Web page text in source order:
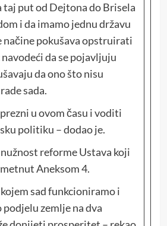
taj put od Dejtona do Brisela
i da imamo jednu državu
načine pokušava opstruirati
navodeći da se pojavljuju
da ono što nisu
sada.
u ovom času i voditi
politiku – dodao je.
reforme Ustava koji
Aneksom 4.
sad funkcioniramo i
zemlje na dva